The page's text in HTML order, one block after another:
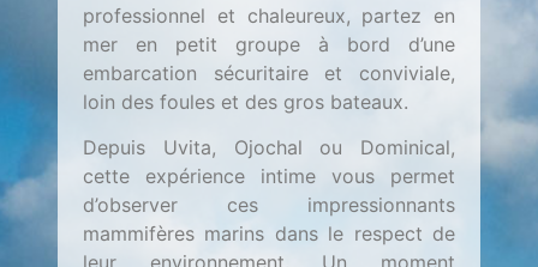
professionnel et chaleureux, partez en
mer en petit groupe à bord d’une
embarcation sécuritaire et conviviale,
loin des foules et des gros bateaux.
Depuis Uvita, Ojochal ou Dominical,
cette expérience intime vous permet
d’observer ces impressionnants
mammifères marins dans le respect de
leur environnement. Un moment